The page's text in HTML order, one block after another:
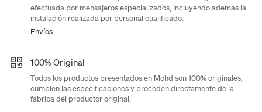
efectuada por mensajeros especializados, incluyendo además la
instalación realizada por personal cualificado.
Envíos
100% Original
Todos los productos presentados en Mohd son 100% originales,
cumplen las especificaciones y proceden directamente de la
fábrica del productor original.